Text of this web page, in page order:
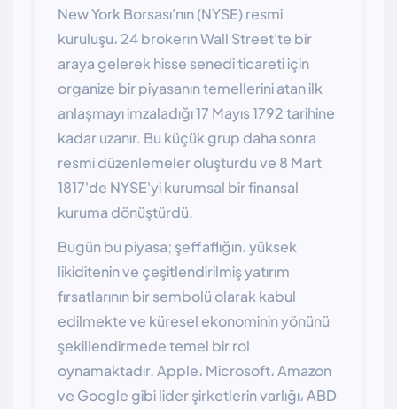
New York Borsası'nın (NYSE) resmi
kuruluşu، 24 brokerın Wall Street'te bir
araya gelerek hisse senedi ticareti için
organize bir piyasanın temellerini atan ilk
anlaşmayı imzaladığı 17 Mayıs 1792 tarihine
kadar uzanır. Bu küçük grup daha sonra
resmi düzenlemeler oluşturdu ve 8 Mart
1817'de NYSE'yi kurumsal bir finansal
kuruma dönüştürdü.
Bugün bu piyasa; şeffaflığın، yüksek
likiditenin ve çeşitlendirilmiş yatırım
fırsatlarının bir sembolü olarak kabul
edilmekte ve küresel ekonominin yönünü
şekillendirmede temel bir rol
oynamaktadır. Apple، Microsoft، Amazon
ve Google gibi lider şirketlerin varlığı، ABD